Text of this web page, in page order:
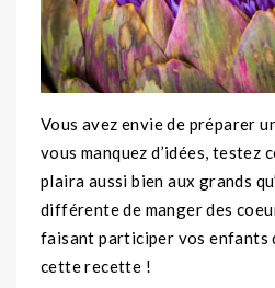
Vous avez envie de préparer
vous manquez d’idées, testez
plaira aussi bien aux grands
différente de manger des
faisant participer vos enfants
cette recette !